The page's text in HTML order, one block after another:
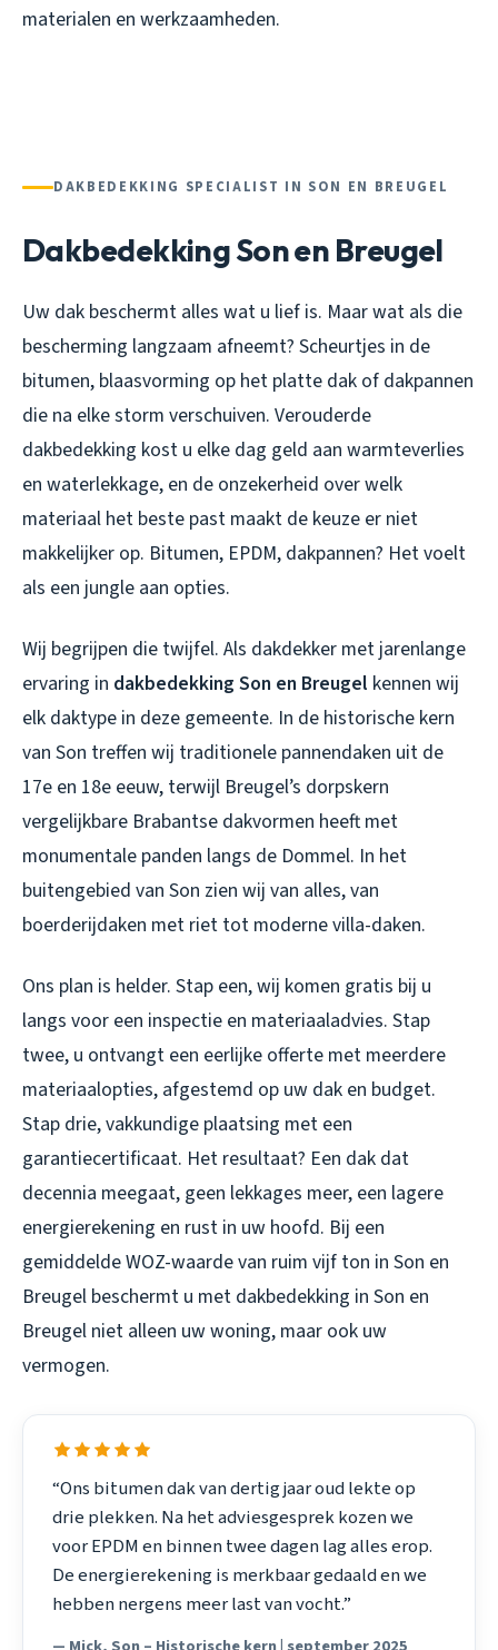
materialen en werkzaamheden.
DAKBEDEKKING SPECIALIST IN SON EN BREUGEL
Dakbedekking Son en Breugel
Uw dak beschermt alles wat u lief is. Maar wat als die
bescherming langzaam afneemt? Scheurtjes in de
bitumen, blaasvorming op het platte dak of dakpannen
die na elke storm verschuiven. Verouderde
dakbedekking kost u elke dag geld aan warmteverlies
en waterlekkage, en de onzekerheid over welk
materiaal het beste past maakt de keuze er niet
makkelijker op. Bitumen, EPDM, dakpannen? Het voelt
als een jungle aan opties.
Wij begrijpen die twijfel. Als dakdekker met jarenlange
ervaring in dakbedekking Son en Breugel kennen wij
elk daktype in deze gemeente. In de historische kern
van Son treffen wij traditionele pannendaken uit de
17e en 18e eeuw, terwijl Breugel’s dorpskern
vergelijkbare Brabantse dakvormen heeft met
monumentale panden langs de Dommel. In het
buitengebied van Son zien wij van alles, van
boerderijdaken met riet tot moderne villa-daken.
Ons plan is helder. Stap een, wij komen gratis bij u
langs voor een inspectie en materiaaladvies. Stap
twee, u ontvangt een eerlijke offerte met meerdere
materiaalopties, afgestemd op uw dak en budget.
Stap drie, vakkundige plaatsing met een
garantiecertificaat. Het resultaat? Een dak dat
decennia meegaat, geen lekkages meer, een lagere
energierekening en rust in uw hoofd. Bij een
gemiddelde WOZ-waarde van ruim vijf ton in Son en
Breugel beschermt u met dakbedekking in Son en
Breugel niet alleen uw woning, maar ook uw
vermogen.
“Ons bitumen dak van dertig jaar oud lekte op
drie plekken. Na het adviesgesprek kozen we
voor EPDM en binnen twee dagen lag alles erop.
De energierekening is merkbaar gedaald en we
hebben nergens meer last van vocht.”